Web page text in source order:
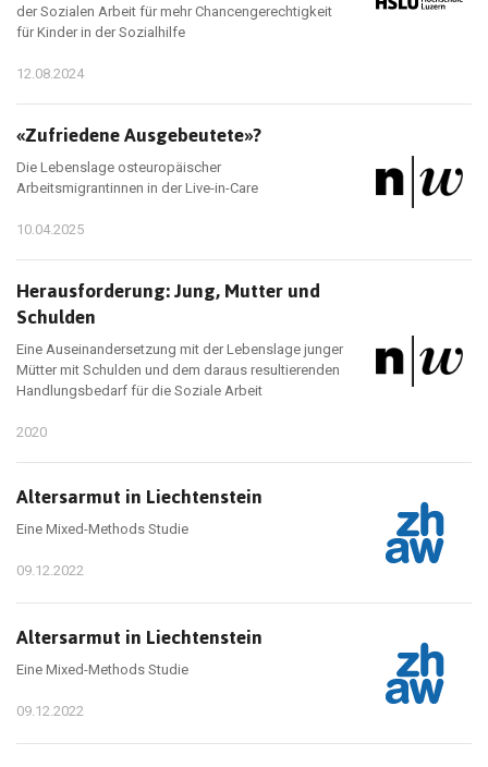
der Sozialen Arbeit für mehr Chancengerechtigkeit
für Kinder in der Sozialhilfe
12.08.2024
«Zufriedene Ausgebeutete»?
Die Lebenslage osteuropäischer
Arbeitsmigrantinnen in der Live-in-Care
10.04.2025
Herausforderung: Jung, Mutter und
Schulden
Eine Auseinandersetzung mit der Lebenslage junger
Mütter mit Schulden und dem daraus resultierenden
Handlungsbedarf für die Soziale Arbeit
2020
Altersarmut in Liechtenstein
Eine Mixed-Methods Studie
09.12.2022
Altersarmut in Liechtenstein
Eine Mixed-Methods Studie
09.12.2022